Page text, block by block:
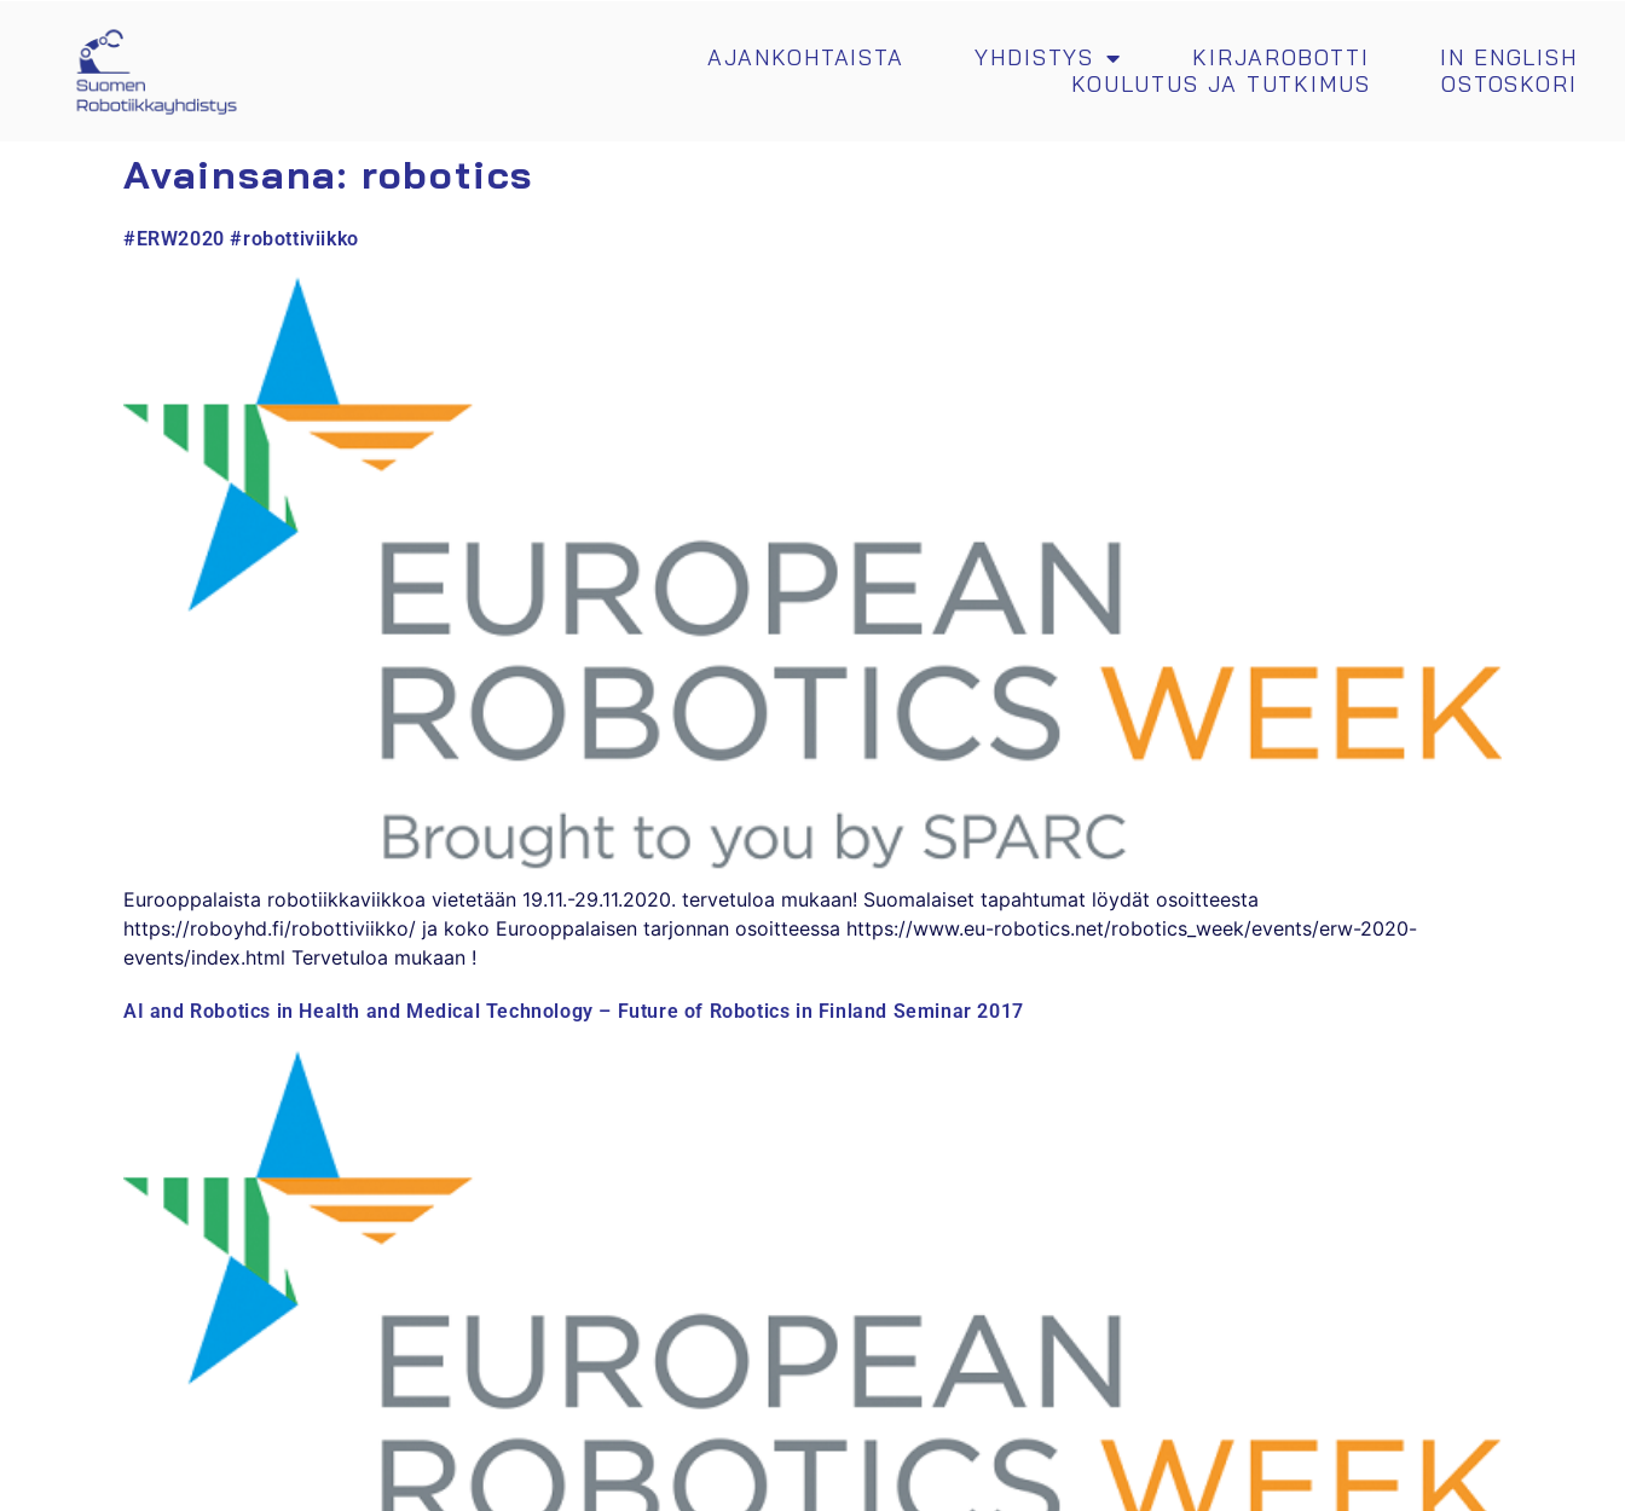
AJANKOHTAISTA YHDISTYS KIRJAROBOTTI
IN ENGLISH
KOULUTUS JA TUTKIMUS
OSTOSKORI
Avainsana: robotics
#ERW2020 #robottiviikko
Eurooppalaista robotiikkaviikkoa vietetään 19.11.-29.11.2020. tervetuloa mukaan! Suomalaiset tapahtumat löydät osoitteesta
https://roboyhd.fi/robottiviikko/ ja koko Eurooppalaisen tarjonnan osoitteessa https://www.eu-robotics.net/robotics_week/events/erw-2020-
events/index.html Tervetuloa mukaan !
AI and Robotics in Health and Medical Technology – Future of Robotics in Finland Seminar 2017